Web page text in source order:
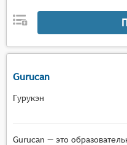
Gurucan
Гурукэн
Gurucan — это